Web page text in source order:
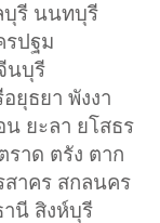
บุรี นนทบุรี
รปฐม
นบุรี
ยุธยา พังงา
ยะลา ยโสธร
ราด ตรัง ตาก
สาคร สกลนคร
นี สิงห์บุรี